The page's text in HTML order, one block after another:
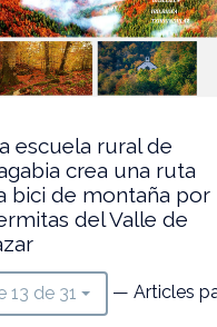
escuela rural de
crea una ruta
bici de montaña por
del Valle de
13 de 31 — Articles